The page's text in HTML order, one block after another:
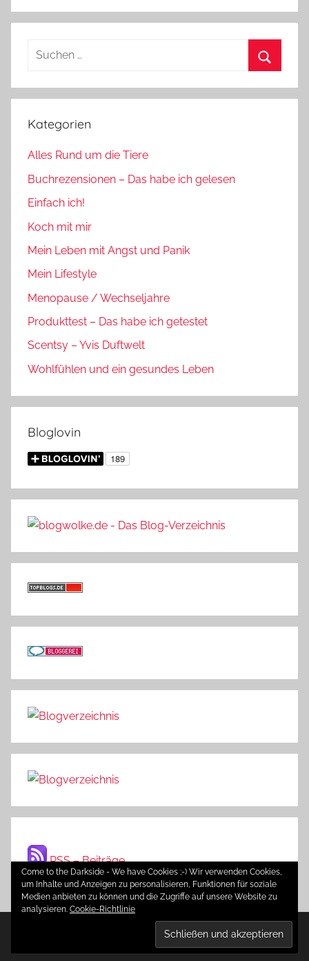
Suchen
Kategorien
Alles Rund um die Tiere
Buchrezensionen – Das habe ich gelesen
Einfach ich!
Koch mit mir
Mein Leben mit Angst und Panik
Mein Lifestyle
Menopause / Wechseljahre
Produkttest – Das habe ich getestet
Scentsy – Yvis Duftwelt
Wohlfühlen und ein gesundes Leben
Bloglovin
RSS – Beiträge
WordPress-Theme: Donovan von ThemeZee.
Come to the Darkside - We have Cookies ;-) Wir verwenden Cookies,
um Inhalte und Anzeigen zu personalisieren, Funktionen für soziale
Medien anbieten zu können und die Zugriffe auf unsere Website zu
analysieren. Cookie-Richtlinie